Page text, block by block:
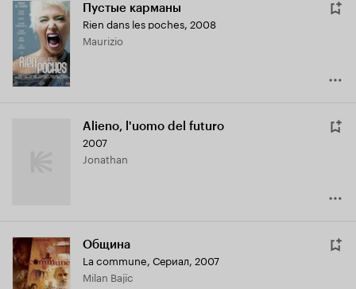
Пустые карманы
Rien dans les poches, 2008
Maurizio
Alieno, l'uomo del futuro
2007
Jonathan
Община
La commune, Сериал, 2007
Milan Bajïc